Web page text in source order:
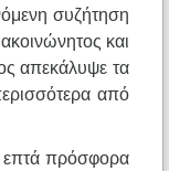
συζήτηση
και
απεκάλυψε τα
από
επτά πρόσφορα